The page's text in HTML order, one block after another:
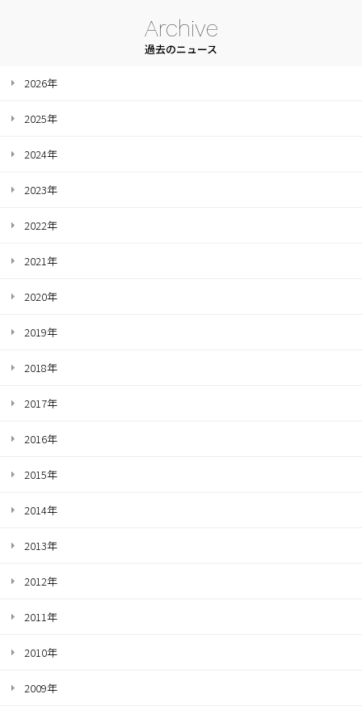
Archive
過去のニュース
2026年
2025年
2024年
2023年
2022年
2021年
2020年
2019年
2018年
2017年
2016年
2015年
2014年
2013年
2012年
2011年
2010年
2009年